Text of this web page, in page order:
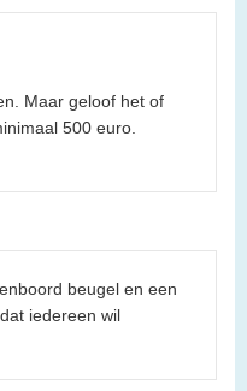
Maar geloof het of
500 euro.
beugel en een
iedereen wil